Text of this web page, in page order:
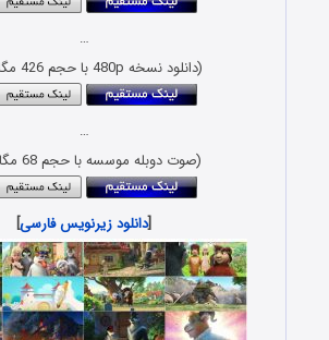
…
(دانلود نسخه 480p با حجم 426 مگابایت)
…
(صوت دوبله موسسه با حجم 68 مگابایت)
[دانلود زیرنویس فارسی]